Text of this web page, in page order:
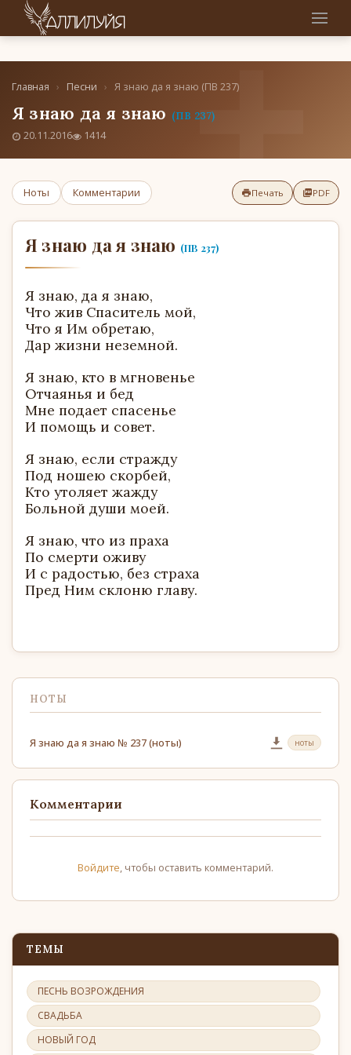
Главная › Песни › Я знаю да я знаю (ПВ 237)
Я знаю да я знаю (ПВ 237)
20.11.2016 1414
Ноты Комментарии Печать PDF
Я знаю да я знаю (ПВ 237)
Я знаю, да я знаю,
Что жив Спаситель мой,
Что я Им обретаю,
Дар жизни неземной.
Я знаю, кто в мгновенье
Отчаянья и бед
Мне подает спасенье
И помощь и совет.
Я знаю, если стражду
Под ношею скорбей,
Кто утоляет жажду
Больной души моей.
Я знаю, что из праха
По смерти оживу
И с радостью, без страха
Пред Ним склоню главу.
НОТЫ
Я знаю да я знаю № 237 (ноты) ноты
Комментарии
Войдите, чтобы оставить комментарий.
ТЕМЫ
ПЕСНЬ ВОЗРОЖДЕНИЯ
СВАДЬБА
НОВЫЙ ГОД